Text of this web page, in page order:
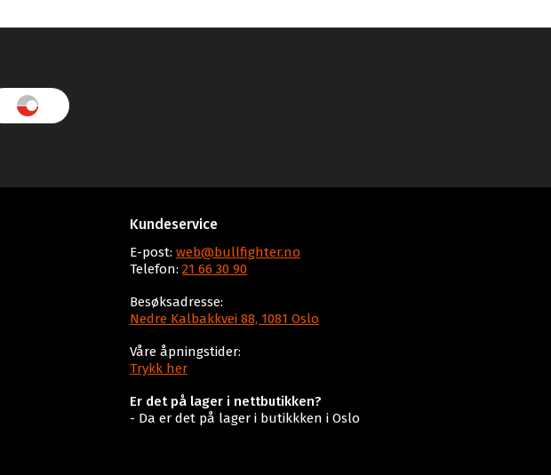
Kundeservice
E-post: web@bullfighter.no
Telefon: 21 66 30 90
Besøksadresse:
Nedre Kalbakkvei 88, 1081 Oslo
Våre åpningstider:
Trykk her
Er det på lager i nettbutikken?
- Da er det på lager i butikkken i Oslo